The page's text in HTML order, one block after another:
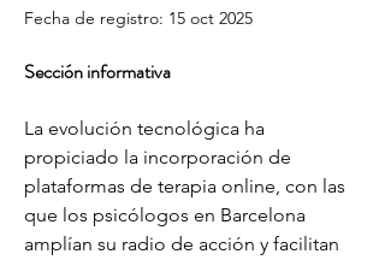
Fecha de registro: 15 oct 2025
Sección informativa
La evolución tecnológica ha
propiciado la incorporación de
plataformas de terapia online, con las
que los psicólogos en Barcelona
amplían su radio de acción y facilitan